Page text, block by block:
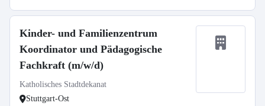
Kinder- und Familienzentrum
Koordinator und Pädagogische
Fachkraft (m/w/d)
Katholisches Stadtdekanat
Stuttgart-Ost